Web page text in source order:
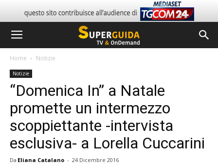
Home Notizie
Notizie
“Domenica In” a Natale
promette un intermezzo
scoppiettante -intervista
esclusiva- a Lorella Cuccarini
Da Eliana Catalano - 24 Dicembre 2016